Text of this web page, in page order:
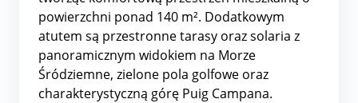
powierzchni ponad 140 m². Dodatkowym
atutem są przestronne tarasy oraz solaria z
panoramicznym widokiem na Morze
Śródziemne, zielone pola golfowe oraz
charakterystyczną górę Puig Campana.